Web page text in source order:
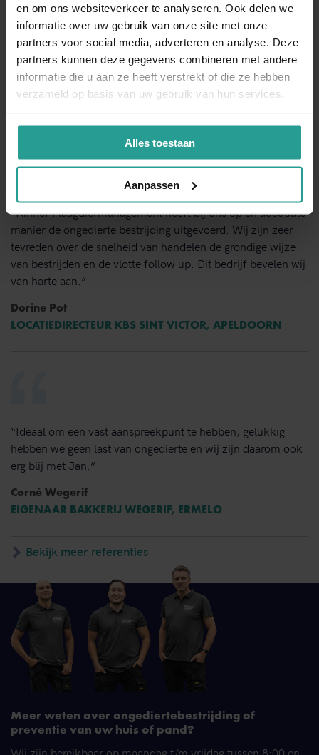
en om ons websiteverkeer te analyseren. Ook delen we
informatie over uw gebruik van onze site met onze
partners voor social media, adverteren en analyse. Deze
partners kunnen deze gegevens combineren met andere
informatie die u aan ze heeft verstrekt of die ze hebben
verzameld op basis van uw gebruik van hun services.
Alles toestaan
Aanpassen
NEEM CONTACT MET ONS OP
Binnen 1 werkdag antwoord
“Kinnef Plaagdiermanagement heeft bij ons op en adequate
manier de ongedierte bestrijding uitgevoerd. Wij zijn zeer
tevreden over de snelheid van handelen de grondige wijze
van bestrijden en de vlotte follow up. Dit bedrijf bevelen wij
van harte aan.”
Dorine Pot
LOCATIEDIRECTEUR KBS SINT VICTOR, APELDOORN
“Ideaal om een vast aanspreekpunt te hebben, gelukkig
hebben we geen last van ongedierte en wij zijn daarom ook
erg blij met Jan.”
Corné Wegerif
EIGENAAR BAKKERIJ WEGERIF, ERMELO
Bekijk meer referenties
Meer weten over ongediertebestrijding of
preventie van uw huis of pand?